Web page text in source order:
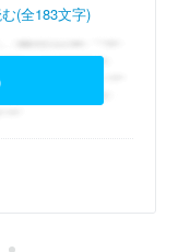
(全183文字)